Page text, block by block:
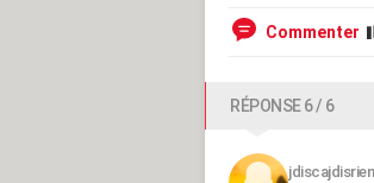
Commenter
RÉPONSE 6 / 6
jdiscajdisrien